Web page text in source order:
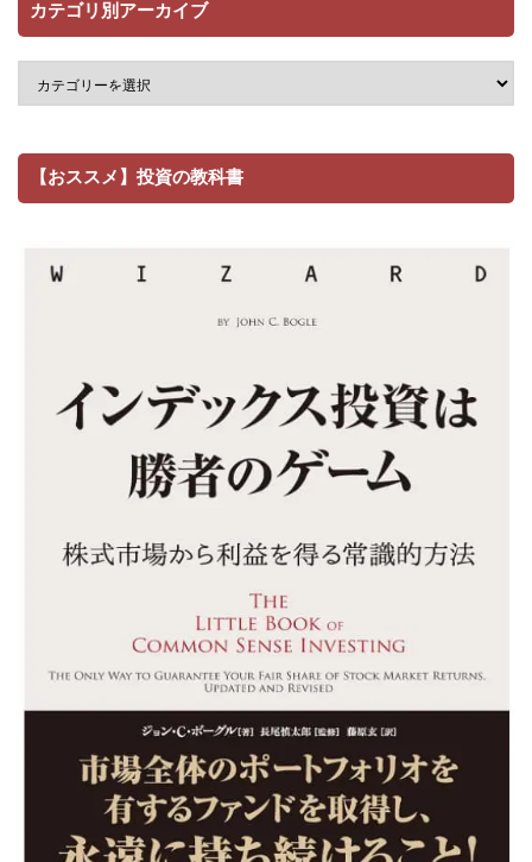
カテゴリ別アーカイブ
【おススメ】投資の教科書